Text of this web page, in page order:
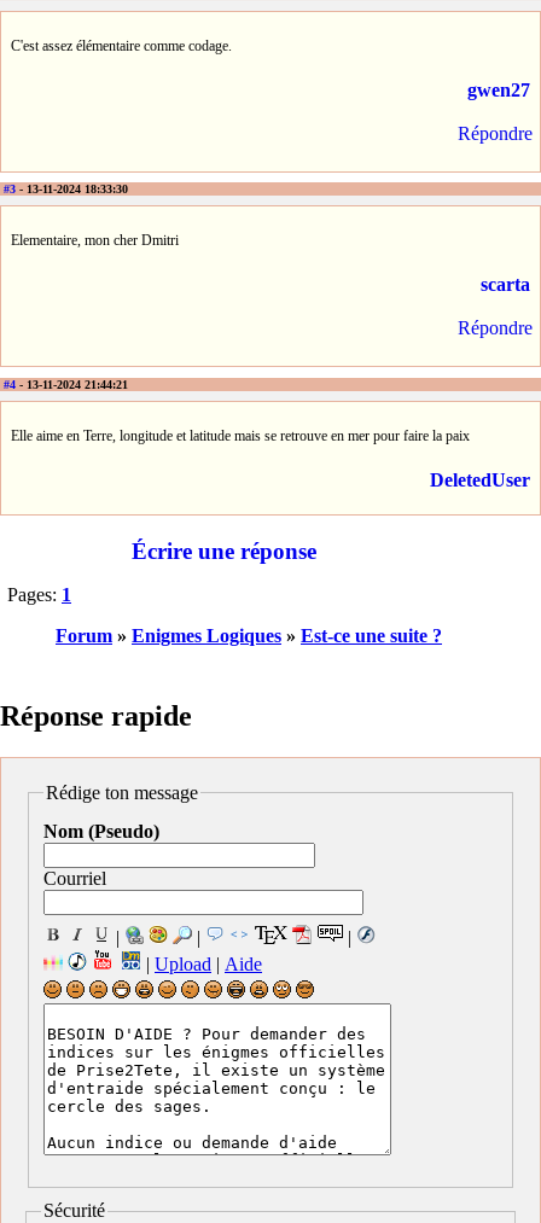
C'est assez élémentaire comme codage.
gwen27
Répondre
#3 - 13-11-2024 18:33:30
Elementaire, mon cher Dmitri
scarta
Répondre
#4 - 13-11-2024 21:44:21
Elle aime en Terre, longitude et latitude mais se retrouve en mer pour faire la paix
DeletedUser
Écrire une réponse
Pages: 1
Forum » Enigmes Logiques » Est-ce une suite ?
Réponse rapide
Rédige ton message
Nom (Pseudo)
Courriel
| |
|
| Upload | Aide
Sécurité